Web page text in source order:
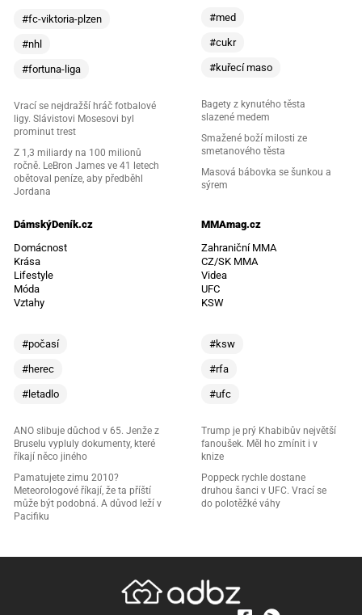
#fc-viktoria-plzen
#nhl
#fortuna-liga
Vrací se nejdražší hráč fotbalové
ligy. Slávistovi Mosesovi byl
prominut trest
Z 1,3 miliardy na 100 milionů
ročně. LeBron James ve 41 letech
obětoval peníze, aby předběhl
Jordana
#med
#cukr
#kuřecí maso
Bagety z kynutého těsta
slazené medem
Smažené boží milosti ze
smetanového těsta
Masová bábovka se šunkou a
sýrem
DámskýDeník.cz
Domácnost
Krása
Lifestyle
Móda
Vztahy
#počasí
#herec
#letadlo
ANO slibuje důchod v 65. Jenže z
Bruselu vypluly dokumenty, které
říkají něco jiného
Pamatujete zimu 2010?
Meteorologové říkají, že ta příští
může být podobná. A důvod leží v
Pacifiku
MMAmag.cz
Zahraniční MMA
CZ/SK MMA
Videa
UFC
KSW
#ksw
#rfa
#ufc
Trump je prý Khabibův největší
fanoušek. Měl ho zmínit i v
knize
Poppeck rychle dostane
druhou šanci v UFC. Vrací se
do polotěžké váhy